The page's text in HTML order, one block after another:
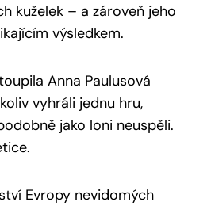
kuželek – a zároveň jeho
výsledkem.
Anna Paulusová
vyhráli jednu hru,
jako loni neuspěli.
Evropy nevidomých